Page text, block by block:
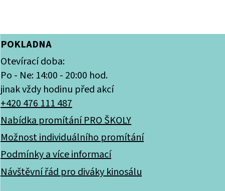
POKLADNA
Otevírací doba:
Po - Ne: 14:00 - 20:00 hod.
jinak vždy hodinu před akcí
+420 476 111 487
Nabídka promítání PRO ŠKOLY
Možnost individuálního promítání
Podmínky a více informací
Návštěvní řád pro diváky kinosálu